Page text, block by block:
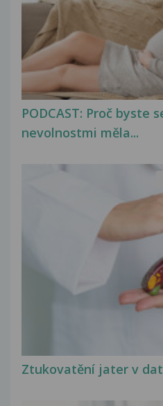
PODCAST: Proč byste
nevolnostmi měla...
Ztukovatění jater v